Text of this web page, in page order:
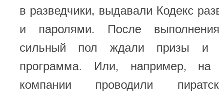
в разведчики, выдавали Кодекс
и паролями. После
сильный пол ждали призы и
программа. Или, например, на
компании проводили